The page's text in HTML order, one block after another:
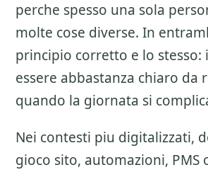
perche spesso una sola
molte cose diverse. In
principio corretto e lo stesso:
essere abbastanza chiaro da
quando la giornata si
Nei contesti piu digitalizzati,
gioco sito, automazioni, PMS